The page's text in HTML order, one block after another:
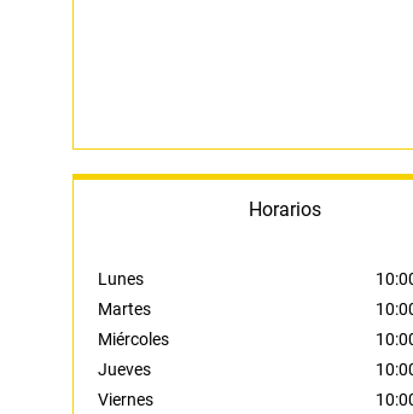
Horarios
Lunes
Martes
Miércoles
Jueves
Viernes